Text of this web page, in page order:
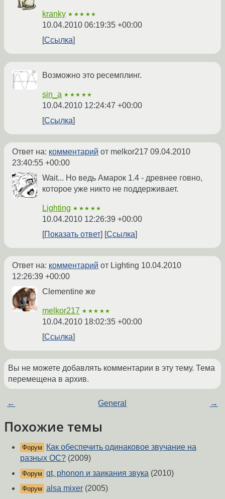
kranky ★★★★★
10.04.2010 06:19:35 +00:00
Ссылка
Возможно это ресемплинг.
sin_a ★★★★★
10.04.2010 12:24:47 +00:00
Ссылка
Ответ на: комментарий от melkor217 09.04.2010
23:40:55 +00:00
Wait... Но ведь Амарок 1.4 - древнее говно,
которое уже никто не поддерживает.
Lighting ★★★★★
10.04.2010 12:26:39 +00:00
Показать ответ
Ссылка
Ответ на: комментарий от Lighting 10.04.2010
12:26:39 +00:00
Clementine же
melkor217 ★★★★★
10.04.2010 18:02:35 +00:00
Ссылка
Вы не можете добавлять комментарии в эту тему. Тема
перемещена в архив.
← General →
Похожие темы
Форум
Как обеспечить одинаковое звучание на
разных ОС? (2009)
Форум qt, phonon и заикания звука (2010)
Форум alsa mixer (2005)